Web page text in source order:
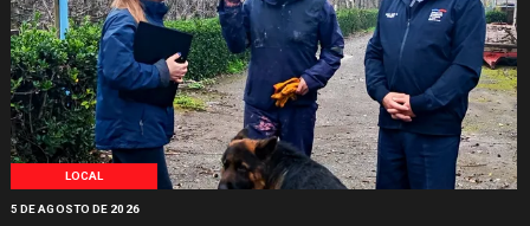
LOCAL
5 DE AGOSTO DE 2026